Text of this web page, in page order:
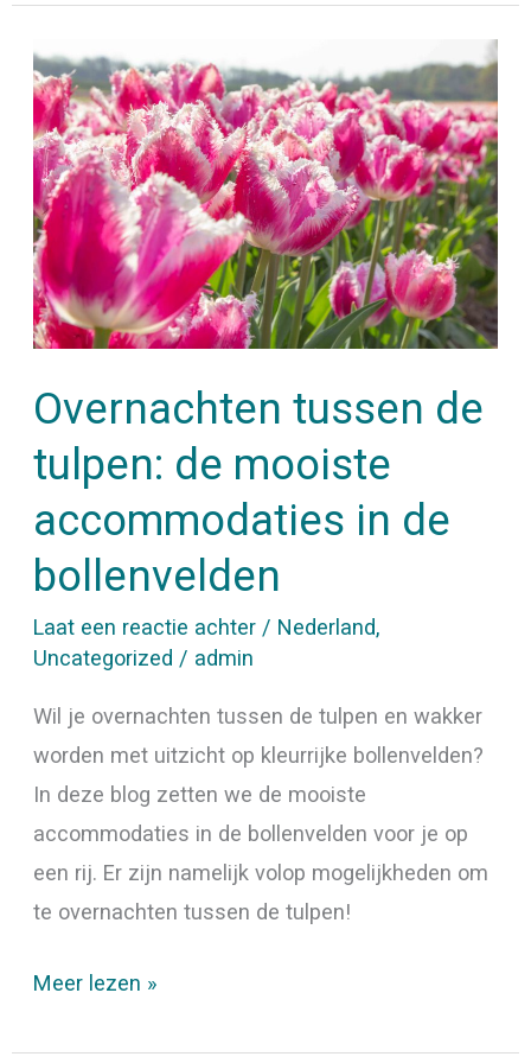
Overnachten tussen de
tulpen: de mooiste
accommodaties in de
bollenvelden
Laat een reactie achter / Nederland,
Uncategorized / admin
Wil je overnachten tussen de tulpen en wakker
worden met uitzicht op kleurrijke bollenvelden?
In deze blog zetten we de mooiste
accommodaties in de bollenvelden voor je op
een rij. Er zijn namelijk volop mogelijkheden om
te overnachten tussen de tulpen!
Overnachten
tussen
de
tulpen:
de
mooiste
accommodaties
in
bollenvelden
Meer lezen »